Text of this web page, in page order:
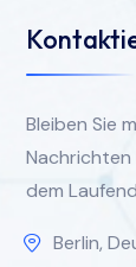
Bleiben Sie
dem
Berlin,